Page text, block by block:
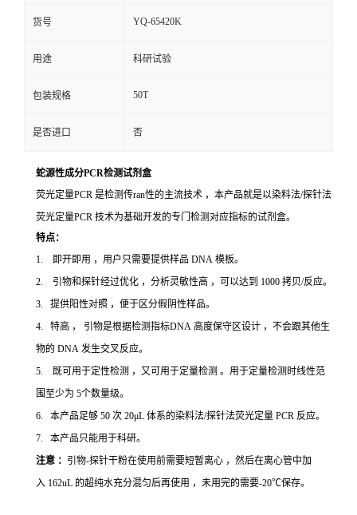
货号 YQ-65420K
用途 科研试验
包装规格 50T
是否进口 否
蛇源性成分PCR检测试剂盒
荧光定量PCR 是检测传ran性的主流技术 ，本产品就是以染料法/探针法
荧光定量PCR 技术为基础开发的专门检测对应指标的试剂盒。
特点：
1. 即开即用 ，用户只需要提供样品 DNA 模板。
2. 引物和探针经过优化 ，分析灵敏性高 ，可以达到 1000 拷贝/反应。
3. 提供阳性对照 ，便于区分假阴性样品。
4. 特高 ， 引物是根据检测指标DNA 高度保守区设计 ，不会跟其他生
物的 DNA 发生交叉反应。
5. 既可用于定性检测 ，又可用于定量检测 。用于定量检测时线性范
围至少为 5个数量级。
6. 本产品足够 50 次 20μL 体系的染料法/探针法荧光定量 PCR 反应。
7. 本产品只能用于科研。
注意 ： 引物-探针干粉在使用前需要短暂离心 ，然后在离心管中加
入 162uL 的超纯水充分混匀后再使用 ，未用完的需要-20℃保存。